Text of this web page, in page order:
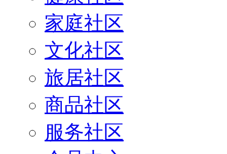
家庭社区
文化社区
旅居社区
商品社区
服务社区